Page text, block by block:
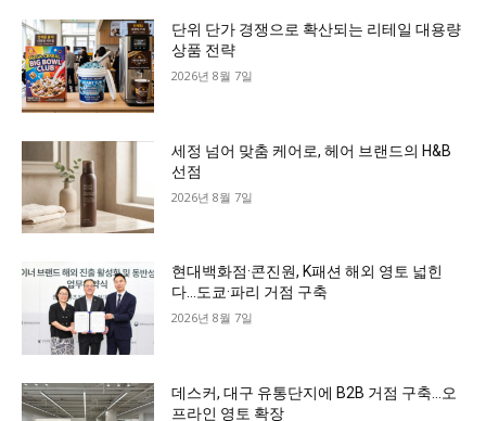
단위 단가 경쟁으로 확산되는 리테일 대용량
상품 전략
2026년 8월 7일
세정 넘어 맞춤 케어로, 헤어 브랜드의 H&B
선점
2026년 8월 7일
현대백화점·콘진원, K패션 해외 영토 넓힌
다…도쿄·파리 거점 구축
2026년 8월 7일
데스커, 대구 유통단지에 B2B 거점 구축…오
프라인 영토 확장